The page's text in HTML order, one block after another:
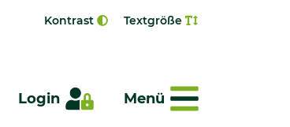
Kontrast Textgröße
Login Menü
Menü